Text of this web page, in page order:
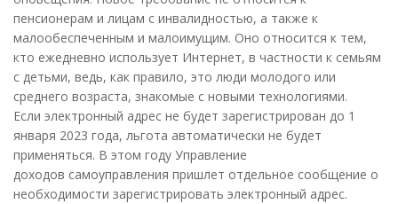
пенсионерам и лицам с инвалидностью, а также к
малообеспеченным и малоимущим. Оно относится к тем,
кто ежедневно использует Интернет, в частности к семьям
с детьми, ведь, как правило, это люди молодого или
среднего возраста, знакомые с новыми технологиями.
Если электронный адрес не будет зарегистрирован до 1
января 2023 года, льгота автоматически не будет
применяться. В этом году Управление
доходов самоуправления пришлет отдельное сообщение о
необходимости зарегистрировать электронный адрес.